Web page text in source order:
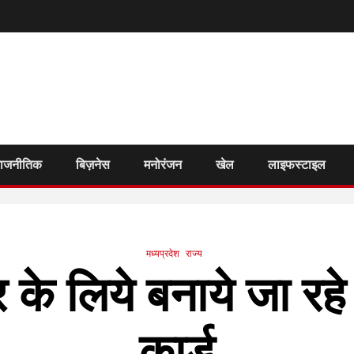
बिज़नेस मनोरंजन खेल लाइफस्टाइल
मध्यप्रदेश राज्य
के लिये बनाये जा